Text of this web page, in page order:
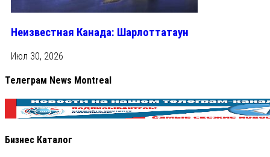
Неизвестная Канада: Шарлоттатаун
Июл 30, 2026
Телеграм News Montreal
Бизнес Каталог